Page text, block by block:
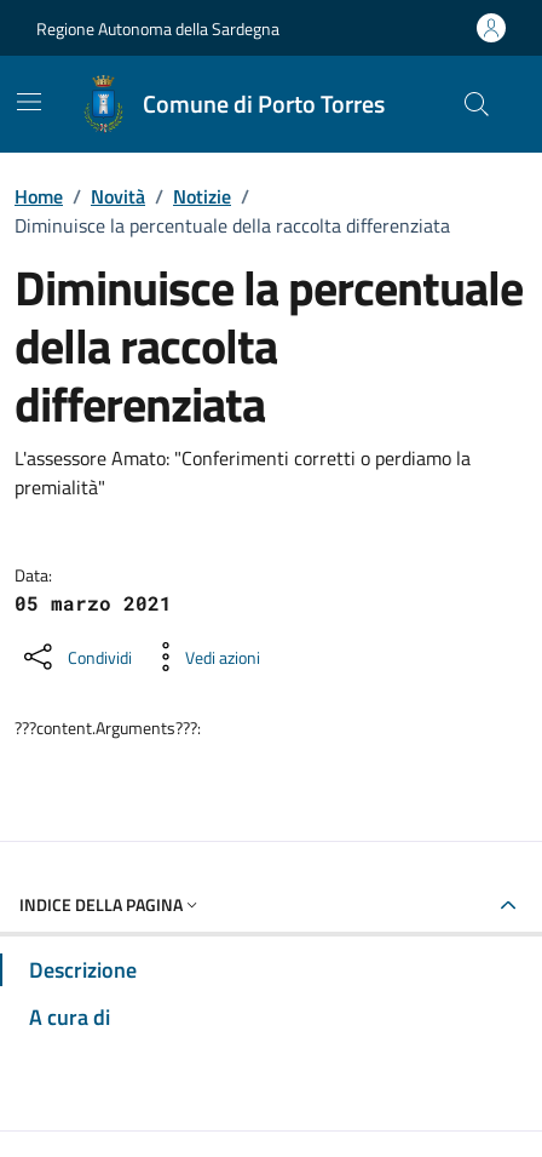
Regione Autonoma della Sardegna
Comune di Porto Torres
Home / Novità / Notizie /
Diminuisce la percentuale della raccolta differenziata
Diminuisce la percentuale
della raccolta
differenziata
Dettagli della notizia
L'assessore Amato: "Conferimenti corretti o perdiamo la
premialità"
Data:
05 marzo 2021
Condividi Vedi azioni
???content.Arguments???:
INDICE DELLA PAGINA
Descrizione
A cura di